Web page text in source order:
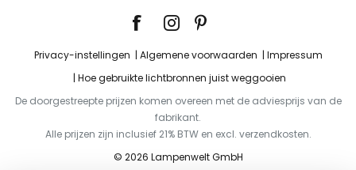
Privacy-instellingen Algemene voorwaarden
Impressum
Hoe gebruikte lichtbronnen juist weggooien
De doorgestreepte prijzen komen overeen met de adviesprijs van de
fabrikant.
Alle prijzen zijn inclusief 21% BTW en excl. verzendkosten.
© 2026 Lampenwelt GmbH